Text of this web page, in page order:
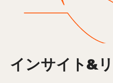
インサイト&